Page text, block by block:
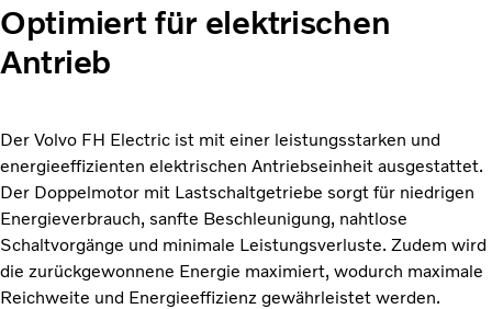
Optimiert für elektrischen
Antrieb
Der Volvo FH Electric ist mit einer leistungsstarken und
energieeffizienten elektrischen Antriebseinheit ausgestattet.
Der Doppelmotor mit Lastschaltgetriebe sorgt für niedrigen
Energieverbrauch, sanfte Beschleunigung, nahtlose
Schaltvorgänge und minimale Leistungsverluste. Zudem wird
die zurückgewonnene Energie maximiert, wodurch maximale
Reichweite und Energieeffizienz gewährleistet werden.